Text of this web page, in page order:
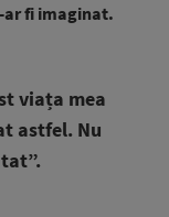
ar fi imaginat.
viața mea
astfel. Nu